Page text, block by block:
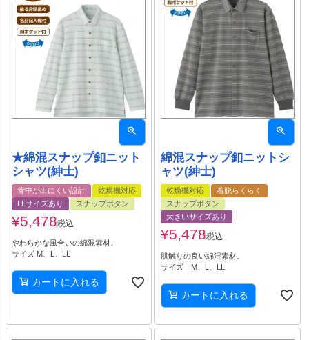
★綿混スナップ釦ニット
シャツ(紳士)
背中が出にくい設計
乾燥機対応
LLサイズあり
スナップボタン
¥5,478税込
やわらかな風合いの綿混素材。
サイズ M、L、LL
カートに入れる
綿混スナップ釦ニットシ
ャツ(紳士)
乾燥機対応
着脱らくらく
スナップボタン
大きいサイズあり
¥5,478税込
肌触りの良い綿混素材。
サイズ M、L、LL
カートに入れる